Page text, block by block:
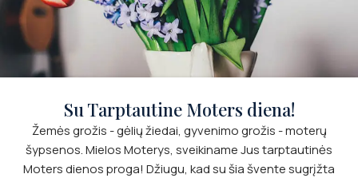
Su Tarptautine Moters diena!
Žemės grožis - gėlių žiedai, gyvenimo grožis - moterų
šypsenos. Mielos Moterys, sveikiname Jus tarptautinės
Moters dienos proga! Džiugu, kad su šia švente sugrįžta